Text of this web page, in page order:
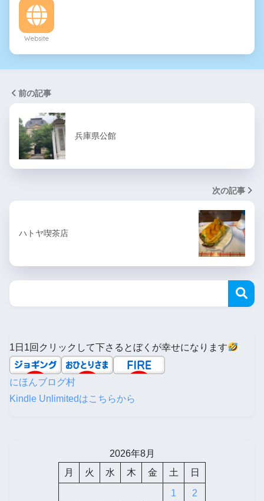
Website
前の記事
兵庫県公館
次の記事
ハトヤ喫茶店
1日1回クリックして下さるとぼくが幸せになります
にほんブログ村
Kindle Unlimitedはこちらから
2026年8月
月
火 水 木 金 土 日
1 2